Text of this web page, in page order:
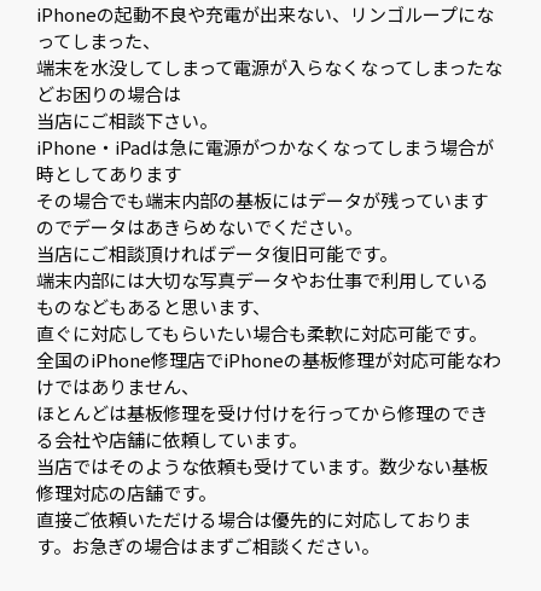
iPhoneの起動不良や充電が出来ない、リンゴループにな
ってしまった、
端末を水没してしまって電源が入らなくなってしまったな
どお困りの場合は
当店にご相談下さい。
iPhone・iPadは急に電源がつかなくなってしまう場合が
時としてあります
その場合でも端末内部の基板にはデータが残っています
のでデータはあきらめないでください。
当店にご相談頂ければデータ復旧可能です。
端末内部には大切な写真データやお仕事で利用している
ものなどもあると思います、
直ぐに対応してもらいたい場合も柔軟に対応可能です。
全国のiPhone修理店でiPhoneの基板修理が対応可能なわ
けではありません、
ほとんどは基板修理を受け付けを行ってから修理のでき
る会社や店舗に依頼しています。
当店ではそのような依頼も受けています。数少ない基板
修理対応の店舗です。
直接ご依頼いただける場合は優先的に対応しておりま
す。お急ぎの場合はまずご相談ください。